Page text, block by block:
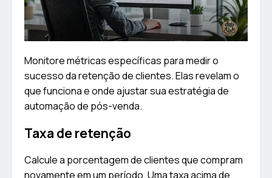
Monitore métricas específicas para medir o
sucesso da retenção de clientes. Elas revelam o
que funciona e onde ajustar sua estratégia de
automação de pós-venda.
Taxa de retenção
Calcule a porcentagem de clientes que compram
novamente em um período. Uma taxa acima de